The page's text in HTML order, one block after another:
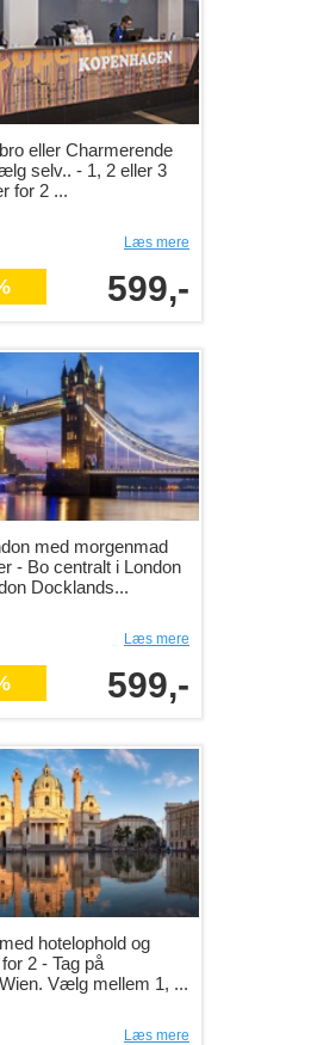
eller Charmerende
selv.. - 1, 2 eller 3
for 2 ...
Læs mere
599,-
med morgenmad
- Bo centralt i London
Docklands...
Læs mere
599,-
hotelophold og
2 - Tag på
Vælg mellem 1, ...
Læs mere